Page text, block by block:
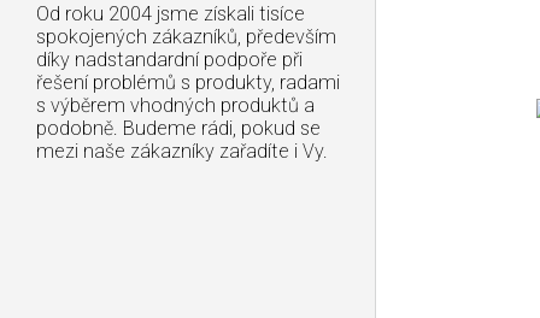
Od roku 2004 jsme získali tisíce
spokojených zákazníků, především
díky nadstandardní podpoře při
řešení problémů s produkty, radami
s výběrem vhodných produktů a
podobně. Budeme rádi, pokud se
mezi naše zákazníky zařadíte i Vy.